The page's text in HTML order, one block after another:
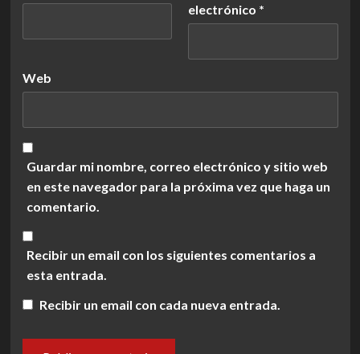
electrónico *
Web
Guardar mi nombre, correo electrónico y sitio web
en este navegador para la próxima vez que haga un
comentario.
Recibir un email con los siguientes comentarios a
esta entrada.
Recibir un email con cada nueva entrada.